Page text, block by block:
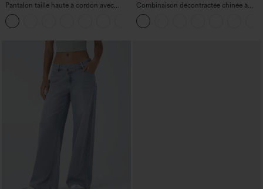
Pantalon taille haute à cordon avec
poches, jambe large et coupe ample,
style décontracté, effet lin
Combinaison décontractée chinée à
bretelles réglables, fronces et jambes
larges, avec poches — facile comme
tout